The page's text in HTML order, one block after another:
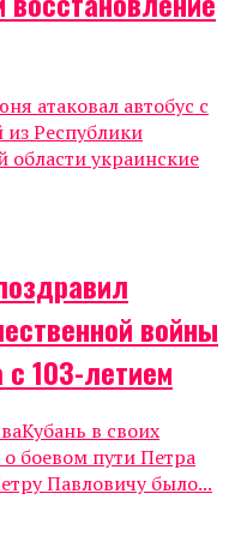
атаковал автобус с
Республики
области украинские
войны
с 103-летием
в своих
о боевом пути Петра
Павловичу было...